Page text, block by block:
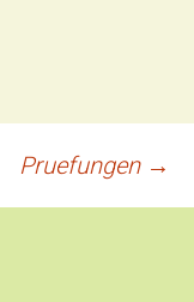
Pruefungen →